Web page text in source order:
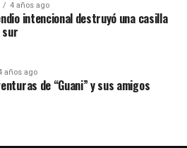
4 años ago
intencional destruyó una casilla
sur
años ago
de “Guani” y sus amigos